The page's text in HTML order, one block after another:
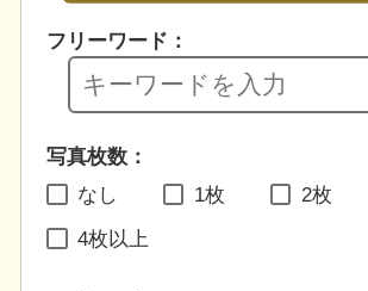
フリーワード：
写真枚数：
なし
1枚 2枚
4枚以上